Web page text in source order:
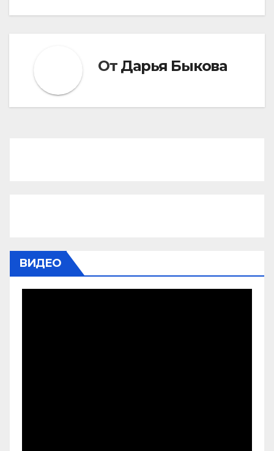
От Дарья Быкова
ВИДЕО